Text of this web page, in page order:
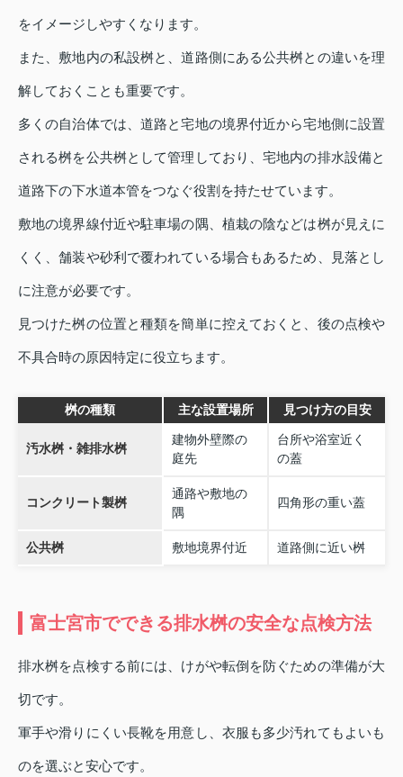
をイメージしやすくなります。
また、敷地内の私設桝と、道路側にある公共桝との違いを理
解しておくことも重要です。
多くの自治体では、道路と宅地の境界付近から宅地側に設置
される桝を公共桝として管理しており、宅地内の排水設備と
道路下の下水道本管をつなぐ役割を持たせています。
敷地の境界線付近や駐車場の隅、植栽の陰などは桝が見えに
くく、舗装や砂利で覆われている場合もあるため、見落とし
に注意が必要です。
見つけた桝の位置と種類を簡単に控えておくと、後の点検や
不具合時の原因特定に役立ちます。
桝の種類 主な設置場所 見つけ方の目安
汚水桝・雑排水桝
建物外壁際の
庭先
台所や浴室近く
の蓋
コンクリート製桝
通路や敷地の
隅
四角形の重い蓋
公共桝 敷地境界付近 道路側に近い桝
富士宮市でできる排水桝の安全な点検方法
排水桝を点検する前には、けがや転倒を防ぐための準備が大
切です。
軍手や滑りにくい長靴を用意し、衣服も多少汚れてもよいも
のを選ぶと安心です。